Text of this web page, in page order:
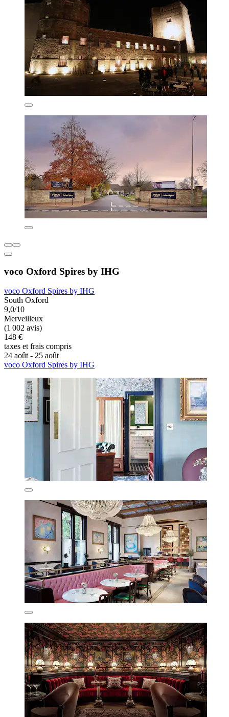
voco Oxford Spires by IHG
voco Oxford Spires by IHG
South Oxford
9,0/10
Merveilleux
(1 002 avis)
148 €
taxes et frais compris
24 août - 25 août
voco Oxford Spires by IHG